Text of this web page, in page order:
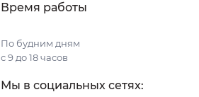
Время работы
По будним дням
с 9 до 18 часов
Мы в социальных сетях: